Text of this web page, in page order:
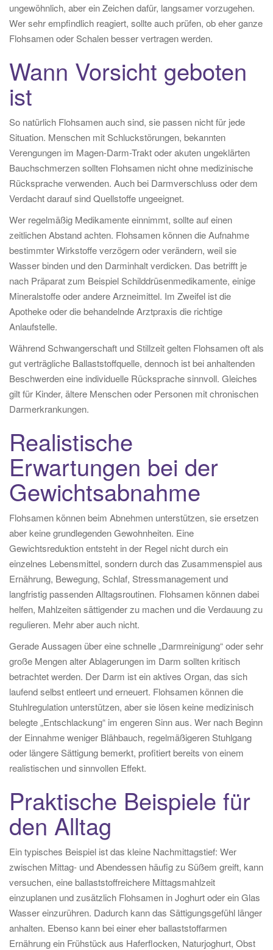
ungewöhnlich, aber ein Zeichen dafür, langsamer vorzugehen.
Wer sehr empfindlich reagiert, sollte auch prüfen, ob eher ganze
Flohsamen oder Schalen besser vertragen werden.
Wann Vorsicht geboten
ist
So natürlich Flohsamen auch sind, sie passen nicht für jede
Situation. Menschen mit Schluckstörungen, bekannten
Verengungen im Magen-Darm-Trakt oder akuten ungeklärten
Bauchschmerzen sollten Flohsamen nicht ohne medizinische
Rücksprache verwenden. Auch bei Darmverschluss oder dem
Verdacht darauf sind Quellstoffe ungeeignet.
Wer regelmäßig Medikamente einnimmt, sollte auf einen
zeitlichen Abstand achten. Flohsamen können die Aufnahme
bestimmter Wirkstoffe verzögern oder verändern, weil sie
Wasser binden und den Darminhalt verdicken. Das betrifft je
nach Präparat zum Beispiel Schilddrüsenmedikamente, einige
Mineralstoffe oder andere Arzneimittel. Im Zweifel ist die
Apotheke oder die behandelnde Arztpraxis die richtige
Anlaufstelle.
Während Schwangerschaft und Stillzeit gelten Flohsamen oft als
gut verträgliche Ballaststoffquelle, dennoch ist bei anhaltenden
Beschwerden eine individuelle Rücksprache sinnvoll. Gleiches
gilt für Kinder, ältere Menschen oder Personen mit chronischen
Darmerkrankungen.
Realistische
Erwartungen bei der
Gewichtsabnahme
Flohsamen können beim Abnehmen unterstützen, sie ersetzen
aber keine grundlegenden Gewohnheiten. Eine
Gewichtsreduktion entsteht in der Regel nicht durch ein
einzelnes Lebensmittel, sondern durch das Zusammenspiel aus
Ernährung, Bewegung, Schlaf, Stressmanagement und
langfristig passenden Alltagsroutinen. Flohsamen können dabei
helfen, Mahlzeiten sättigender zu machen und die Verdauung zu
regulieren. Mehr aber auch nicht.
Gerade Aussagen über eine schnelle „Darmreinigung“ oder sehr
große Mengen alter Ablagerungen im Darm sollten kritisch
betrachtet werden. Der Darm ist ein aktives Organ, das sich
laufend selbst entleert und erneuert. Flohsamen können die
Stuhlregulation unterstützen, aber sie lösen keine medizinisch
belegte „Entschlackung“ im engeren Sinn aus. Wer nach Beginn
der Einnahme weniger Blähbauch, regelmäßigeren Stuhlgang
oder längere Sättigung bemerkt, profitiert bereits von einem
realistischen und sinnvollen Effekt.
Praktische Beispiele für
den Alltag
Ein typisches Beispiel ist das kleine Nachmittagstief: Wer
zwischen Mittag- und Abendessen häufig zu Süßem greift, kann
versuchen, eine ballaststoffreichere Mittagsmahlzeit
einzuplanen und zusätzlich Flohsamen in Joghurt oder ein Glas
Wasser einzurühren. Dadurch kann das Sättigungsgefühl länger
anhalten. Ebenso kann bei einer eher ballaststoffarmen
Ernährung ein Frühstück aus Haferflocken, Naturjoghurt, Obst